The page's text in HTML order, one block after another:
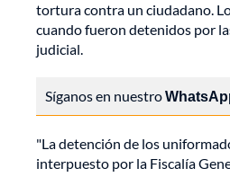
tortura contra un ciudadano.
cuando fueron detenidos por
judicial.
Síganos en nuestro
"La detención de los
interpuesto por la Fiscalía